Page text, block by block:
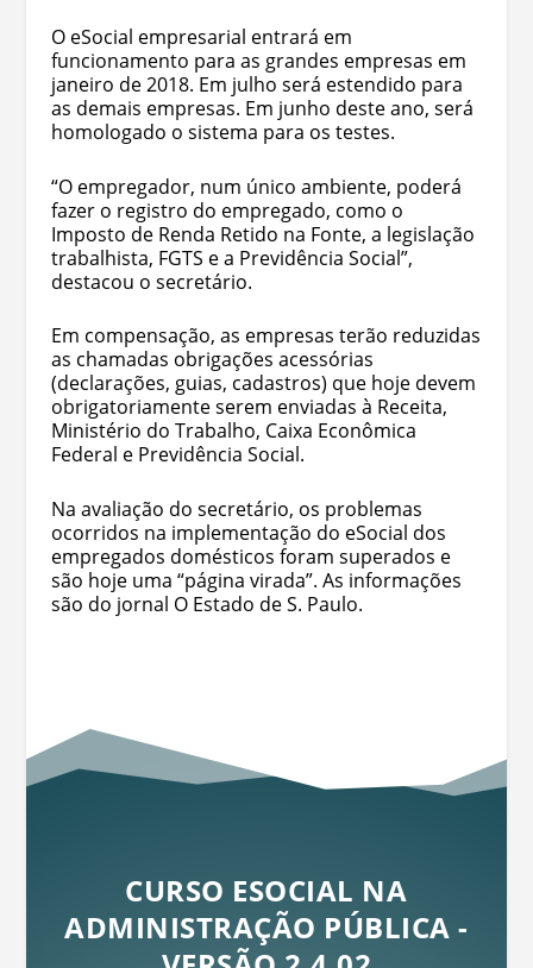
O eSocial empresarial entrará em
funcionamento para as grandes empresas em
janeiro de 2018. Em julho será estendido para
as demais empresas. Em junho deste ano, será
homologado o sistema para os testes.
“O empregador, num único ambiente, poderá
fazer o registro do empregado, como o
Imposto de Renda Retido na Fonte, a legislação
trabalhista, FGTS e a Previdência Social”,
destacou o secretário.
Em compensação, as empresas terão reduzidas
as chamadas obrigações acessórias
(declarações, guias, cadastros) que hoje devem
obrigatoriamente serem enviadas à Receita,
Ministério do Trabalho, Caixa Econômica
Federal e Previdência Social.
Na avaliação do secretário, os problemas
ocorridos na implementação do eSocial dos
empregados domésticos foram superados e
são hoje uma “página virada”. As informações
são do jornal O Estado de S. Paulo.
CURSO ESOCIAL NA
ADMINISTRAÇÃO PÚBLICA -